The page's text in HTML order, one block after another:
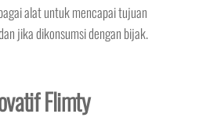
alat untuk mencapai tujuan
jika dikonsumsi dengan bijak.
Flimty